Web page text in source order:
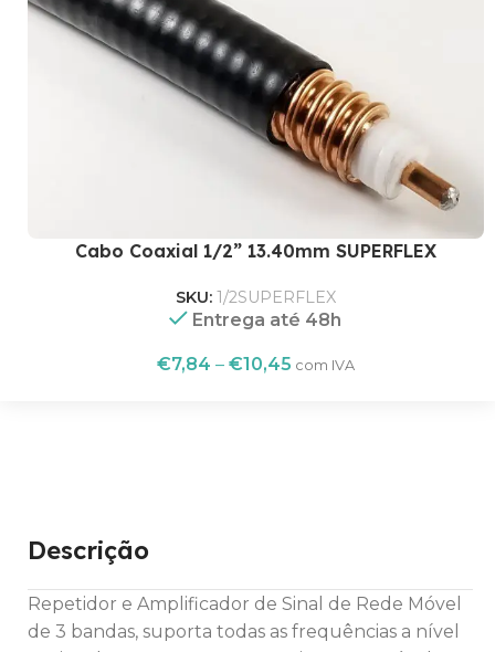
Cabo Coaxial 1/2” 13.40mm SUPERFLEX
SKU: 1/2SUPERFLEX
Entrega até 48h
€7,84 – €10,45 com IVA
Descrição
Repetidor e Amplificador de Sinal de Rede Móvel
de 3 bandas, suporta todas as frequências a nível